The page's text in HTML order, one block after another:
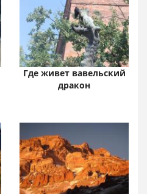
Где живет вавельский
дракон